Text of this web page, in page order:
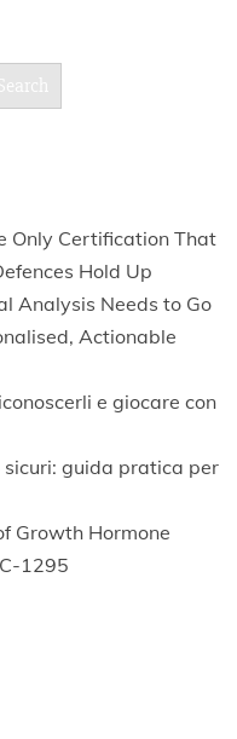
Only Certification That
Hold Up
Analysis Needs to Go
Actionable
e giocare con
sicuri: guida pratica per
Growth Hormone
1295